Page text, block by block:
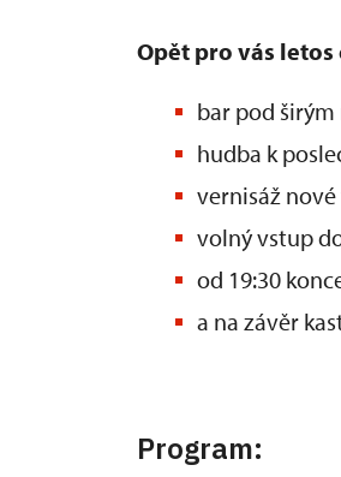
Opět pro vás letos
bar pod
hudba k
vernisáž
volný vstup
od 19:30
a na závěr
Program: